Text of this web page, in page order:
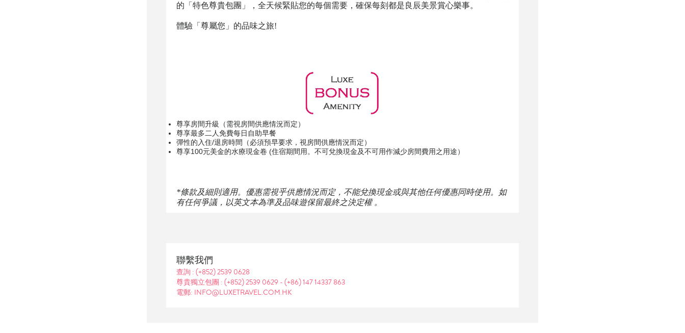
的「特色尊貴包團」，全天候緊貼您的每個需要，確保每刻都是良辰美景賞心樂事。
體驗「尊屬您」的品味之旅!
尊享房間升級（需視房間供應情況而定）
尊享最多二人免費每日自助早餐
彈性的入住/退房時間（必須預早要求，視房間供應情況而定）
尊享100元美金的水療現金卷 (住宿期間用。不可兌換現金及不可用作減少房間費用之用途）
*條款及細則適用。優惠需視乎供應情況而定，不能兌換現金或與其他任何優惠同時使用。如
有任何爭議，以英文本為準及品味遊保留最終之決定權 。
聯繫我們
查詢 :(+852) 2539 0628
尊貴獨立包團 :(+852) 2539 0629 -(+86) 147 14337 863
電郵: INFO@LUXETRAVEL.COM.HK